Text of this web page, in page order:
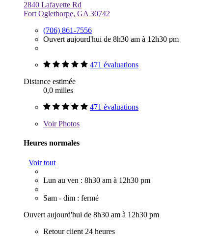
2840 Lafayette Rd
Fort Oglethorpe, GA 30742
(706) 861-7556
Ouvert aujourd'hui de 8h30 am à 12h30 pm
471 évaluations
Distance estimée
0,0 milles
471 évaluations
VoirPhotos
Heures normales
Voir tout
Lun au ven : 8h30 am à 12h30 pm
Sam - dim : fermé
Ouvert aujourd'hui de 8h30 am à 12h30 pm
Retour client 24 heures